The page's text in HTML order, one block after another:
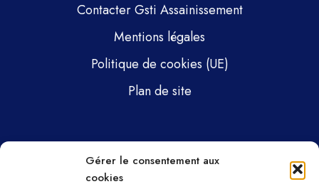
Gérer le consentement aux
cookies
Contacter Gsti Assainissement
Mentions légales
Politique de cookies (UE)
Plan de site
Gsti Mécanique